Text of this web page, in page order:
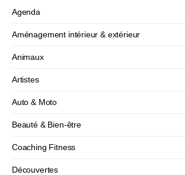
Agenda
Aménagement intérieur & extérieur
Animaux
Artistes
Auto & Moto
Beauté & Bien-être
Coaching Fitness
Découvertes